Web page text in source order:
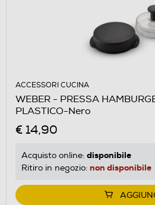
ACCESSORI CUCINA
WEBER - PRESSA
PLASTICO-Nero
€ 14,90
Acquisto online: disponibile
Ritiro in negozio: non disponibile